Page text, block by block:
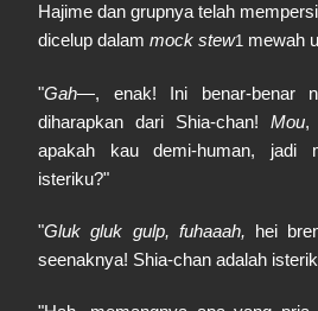
Hajime dan grupnya telah
dicelup dalam mock stew1 mewah
"Gah—, enak! Ini benar-benar
diharapkan dari Shia-chan! Mou,
apakah kau demi-human, jadi
isteriku?"
"Gluk gluk gulp, fuhaaah, hei
seenaknya! Shia-chan adalah